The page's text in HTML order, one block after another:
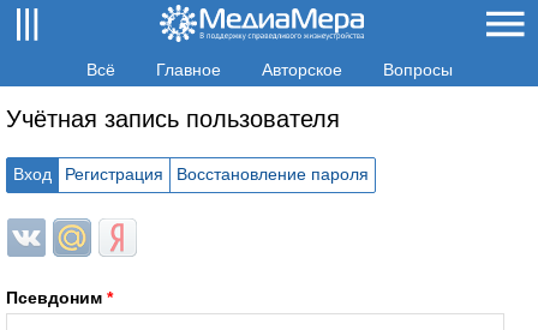
Всё Главное Авторское Вопросы
Учётная запись пользователя
Вход Регистрация Восстановление пароля
Login with ВКонтакте
Login with Mail.ru
Login with Яндекс
Псевдоним *